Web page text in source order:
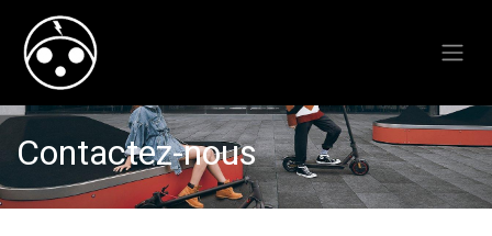
Contactez-nous